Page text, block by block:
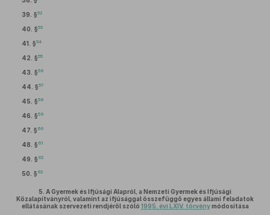
39. §52
40. §53
41. §54
42. §55
43. §56
44. §57
45. §58
46. §59
47. § 60
48. § 61
49. § 62
50. § 63
5. A Gyermek és Ifjúsági Alapról, a Nemzeti Gyermek és Ifjúsági
Közalapítványról, valamint az ifjúsággal összefüggő egyes állami feladatok
ellátásának szervezeti rendjéről szóló 1995. évi LXIV. törvénymódosítása